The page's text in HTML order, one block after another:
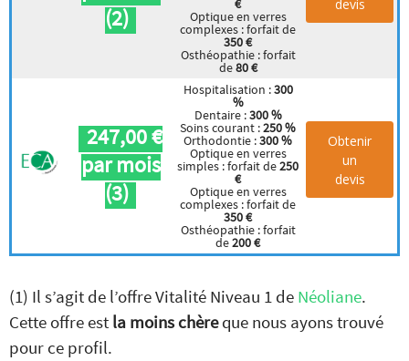
(2)
€
Optique en verres
complexes : forfait de
350 €
Osthéopathie : forfait
de80 €
devis
247,00 €
par mois
(3)
Hospitalisation :300
%
Dentaire :300 %
Soins courant :250 %
Orthodontie :300 %
Optique en verres
simples : forfait de250
€
Optique en verres
complexes : forfait de
350 €
Osthéopathie : forfait
de200 €
Obtenir
un
devis
(1) Il s’agit de l’offre Vitalité Niveau 1 de Néoliane.
Cette offre est la moins chèreque nous ayons trouvé
pour ce profil.